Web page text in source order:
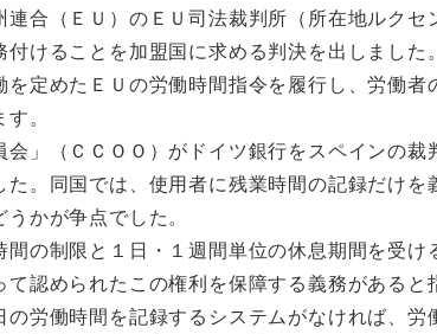
合（ＥＵ）のＥＵ司法裁判所（所在地ルク
けることを加盟国に求める判決を出しまし
定めたＥＵの労働時間指令を履行し、労働
。
」（ＣＣＯＯ）がドイツ銀行をスペインの裁
た。同国では、使用者に残業時間の記録だけ
かが争点でした。
の制限と１日・１週間単位の休息期間を受
認められたこの権利を保障する義務があると
労働時間を記録するシステムがなければ、労